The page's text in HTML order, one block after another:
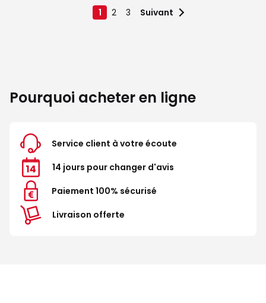
1 2 3 Suivant
Pourquoi acheter en ligne
Service client à votre écoute
14 jours pour changer d'avis
Paiement 100% sécurisé
Livraison offerte